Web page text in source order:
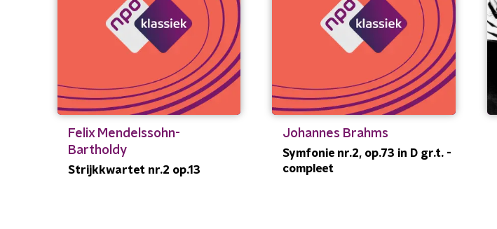
Felix Mendelssohn-
Bartholdy
Strijkkwartet nr.2 op.13
Johannes Brahms
Symfonie nr.2, op.73 in D gr.t. -
compleet